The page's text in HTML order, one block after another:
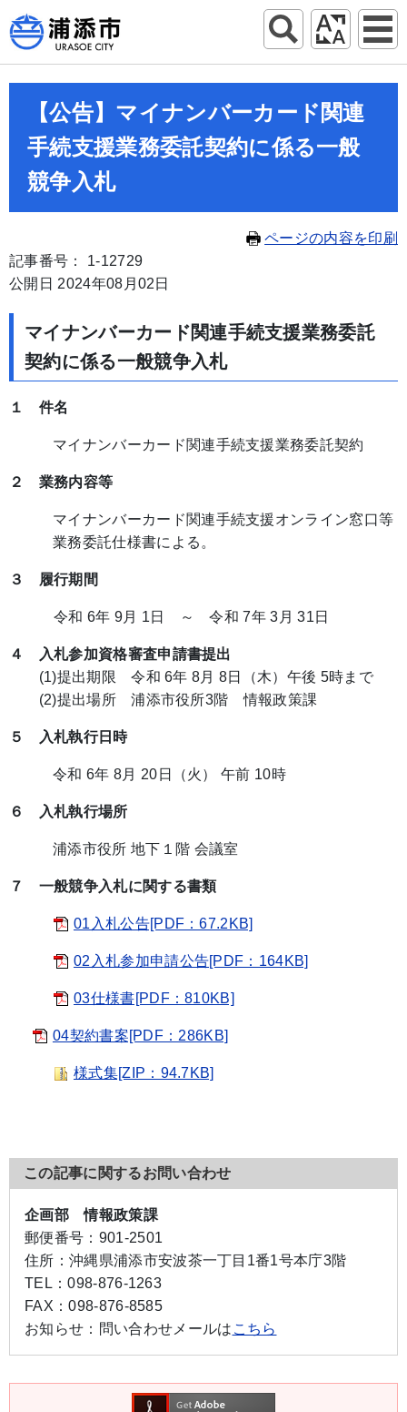
【公告】マイナンバーカード関連
手続支援業務委託契約に係る一般
競争入札
ページの内容を印刷
記事番号： 1-12729
公開日 2024年08月02日
マイナンバーカード関連手続支援業務委託
契約に係る一般競争入札
１ 件名
マイナンバーカード関連手続支援業務委託契約
２ 業務内容等
マイナンバーカード関連手続支援オンライン窓口等
業務委託仕様書による。
３ 履行期間
令和 6年 9月 1日 ～ 令和 7年 3月 31日
４ 入札参加資格審査申請書提出
(1)提出期限 令和 6年 8月 8日（木）午後 5時まで
(2)提出場所 浦添市役所3階 情報政策課
５ 入札執行日時
令和 6年 8月 20日（火） 午前 10時
６ 入札執行場所
浦添市役所 地下１階 会議室
７ 一般競争入札に関する書類
01入札公告[PDF：67.2KB]
02入札参加申請公告[PDF：164KB]
03仕様書[PDF：810KB]
04契約書案[PDF：286KB]
様式集[ZIP：94.7KB]
この記事に関するお問い合わせ
企画部 情報政策課
郵便番号： 901-2501
住所： 沖縄県浦添市安波茶一丁目1番1号本庁3階
TEL：098-876-1263
FAX：098-876-8585
お知らせ： 問い合わせメールは こちら